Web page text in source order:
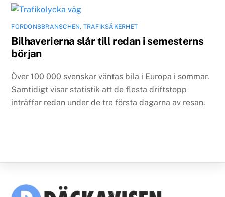
FORDONSBRANSCHEN, TRAFIKSÄKERHET
Bilhaverierna slår till redan i semesterns
början
Över 100 000 svenskar väntas bila i Europa i sommar.
Samtidigt visar statistik att de flesta driftstopp
inträffar redan under de tre första dagarna av resan.
Back